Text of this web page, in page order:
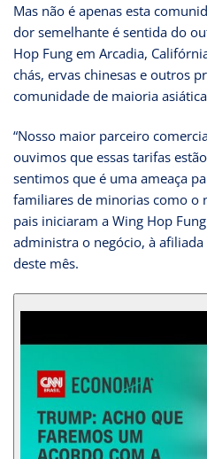
Mas não é apenas esta
dor semelhante é sentida do
Hop Fung em Arcadia,
chás, ervas chinesas e outros
comunidade de maioria
“Nosso maior parceiro
ouvimos que essas tarifas
sentimos que é uma ameaça
familiares de minorias como o
pais iniciaram a Wing Hop
administra o negócio, à afiliada
deste mês.